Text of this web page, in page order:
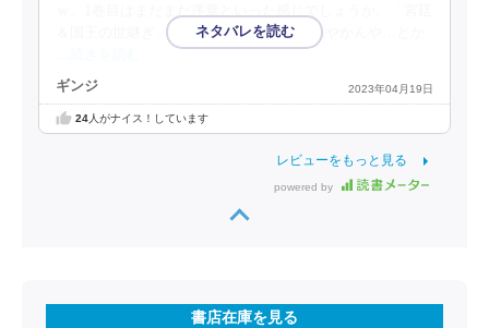
＆国王の世継ぎ」とくると、陰謀やらなんやかんや…とか
ギンジ 2023年04月19日
24人がナイス！しています
レビューをもっと見る
powered by
書店在庫を見る